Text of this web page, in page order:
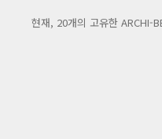
현재, 20개의 고유한 ARCHI-